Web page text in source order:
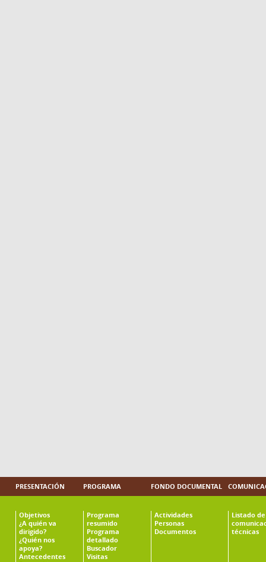
PRESENTACIÓN
Objetivos
¿A quién va
dirigido?
¿Quién nos
apoya?
Antecedentes
PROGRAMA
Programa
resumido
Programa
detallado
Buscador
Visitas
FONDO DOCUMENTAL
Actividades
Personas
Documentos
Listado de
técnicas